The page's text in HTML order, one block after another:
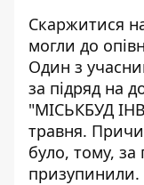
Скаржитися
могли до
Один з
за підряд на
"МІСЬКБУД
травня.
було, тому,
призупинили.